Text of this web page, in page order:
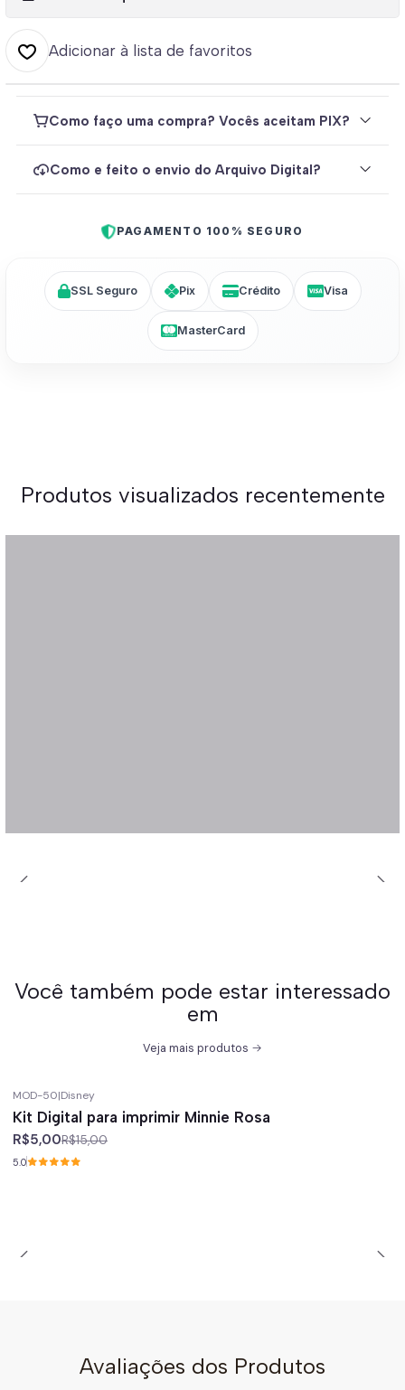
Adicionar à lista de favoritos
Como faço uma compra? Vocês aceitam PIX?
Como e feito o envio do Arquivo Digital?
PAGAMENTO 100% SEGURO
SSL Seguro Pix Crédito Visa
MasterCard
Produtos visualizados recentemente
Você também pode estar interessado
em
Veja mais produtos
MOD-50|Disney
Kit Digital para imprimir Minnie Rosa
R$5,00R$15,00
5.0
Avaliações dos Produtos